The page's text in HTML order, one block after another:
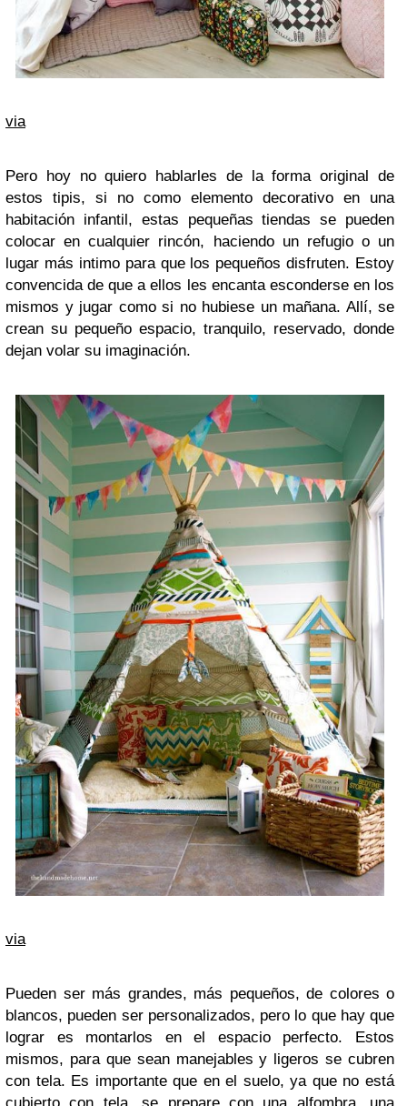
via
Pero hoy no quiero hablarles de la forma original de
estos tipis, si no como elemento decorativo en una
habitación infantil, estas pequeñas tiendas se pueden
colocar en cualquier rincón, haciendo un refugio o un
lugar más intimo para que los pequeños disfruten. Estoy
convencida de que a ellos les encanta esconderse en los
mismos y jugar como si no hubiese un mañana. Allí, se
crean su pequeño espacio, tranquilo, reservado, donde
dejan volar su imaginación.
via
Pueden ser más grandes, más pequeños, de colores o
blancos, pueden ser personalizados, pero lo que hay que
lograr es montarlos en el espacio perfecto. Estos
mismos, para que sean manejables y ligeros se cubren
con tela. Es importante que en el suelo, ya que no está